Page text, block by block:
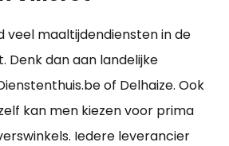
veel maaltijdendiensten in de
Denk dan aan landelijke
of Delhaize. Ook
kan men kiezen voor prima
Iedere leverancier